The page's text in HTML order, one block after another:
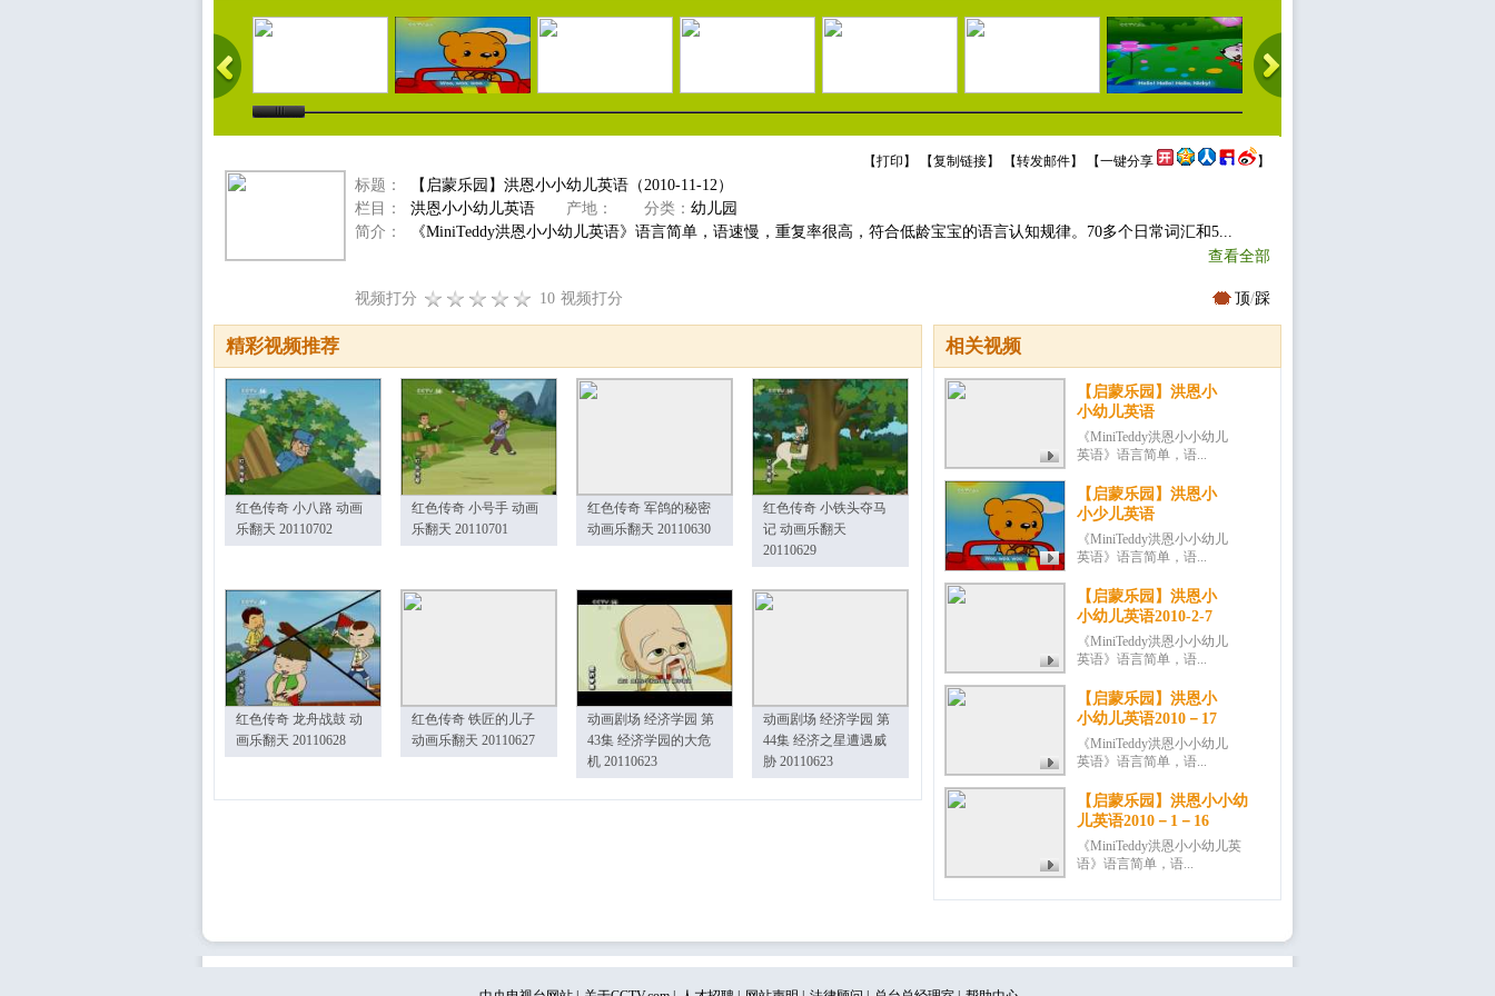
【打印 】 【复制链接】 【转发邮件】 【一键分享 】
标题：
【启蒙乐园】洪恩小小幼儿英语（2010-11-12）
栏目：
洪恩小小幼儿英语 产地： 分类： 幼儿园
简介：
《MiniTeddy洪恩小小幼儿英语》语言简单，语速慢，重复率很高，符合低龄宝宝的语言认知规律。70多个日常词汇和5...
查看全部
视频打分 10 视频打分 顶/踩
相关视频
【启蒙乐园】洪恩小
小幼儿英语
《MiniTeddy洪恩小小幼儿
英语》语言简单，语...
【启蒙乐园】洪恩小
小少儿英语
《MiniTeddy洪恩小小幼儿
英语》语言简单，语...
【启蒙乐园】洪恩小
小幼儿英语2010-2-7
《MiniTeddy洪恩小小幼儿
英语》语言简单，语...
【启蒙乐园】洪恩小
小幼儿英语2010－17
《MiniTeddy洪恩小小幼儿
英语》语言简单，语...
【启蒙乐园】洪恩小小幼
儿英语2010－1－16
《MiniTeddy洪恩小小幼儿英
语》语言简单，语...
精彩视频推荐
红色传奇 小八路 动画
乐翻天 20110702
红色传奇 小号手 动画
乐翻天 20110701
红色传奇 军鸽的秘密
动画乐翻天 20110630
红色传奇 小铁头夺马
记 动画乐翻天
20110629
红色传奇 龙舟战鼓 动
画乐翻天 20110628
红色传奇 铁匠的儿子
动画乐翻天 20110627
动画剧场 经济学园 第
43集 经济学园的大危
机 20110623
动画剧场 经济学园 第
44集 经济之星遭遇威
胁 20110623